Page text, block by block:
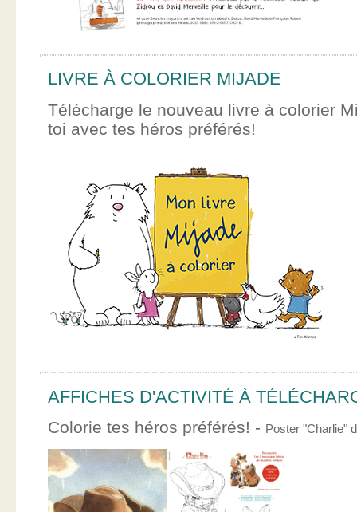
LIVRE À COLORIER MIJADE
Télécharge le nouveau livre à colorier
toi avec tes héros préférés!
AFFICHES D'ACTIVITÉ À
Colorie tes héros préférés! - Poster "Charlie"